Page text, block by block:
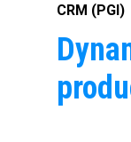
CRM (PGI)